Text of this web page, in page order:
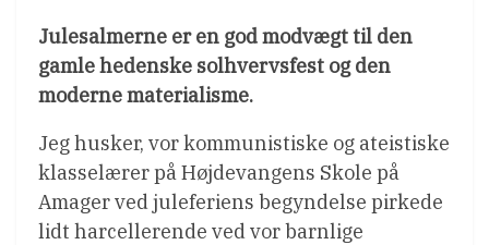
Julesalmerne er en god modvægt til den
gamle hedenske solhvervsfest og den
moderne materialisme.
Jeg husker, vor kommunistiske og ateistiske
klasselærer på Højdevangens Skole på
Amager ved juleferiens begyndelse pirkede
lidt harcellerende ved vor barnlige